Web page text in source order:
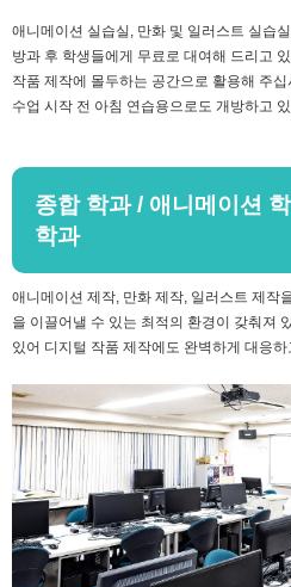
애니메이션 실습실, 만화 및 일러스트 실습
방과 후 학생들에게 무료로 대여해 드리고
작품 제작에 몰두하는 공간으로 활용해 주
수업 시작 전 아침 연습용으로도 개방하고
종합 학과 / 애니메이션
학과
애니메이션 제작, 만화 제작, 일러스트 제작
을 이끌어낼 수 있는 최적의 환경이 갖춰져
있어 디지털 작품 제작에도 완벽하게 대응